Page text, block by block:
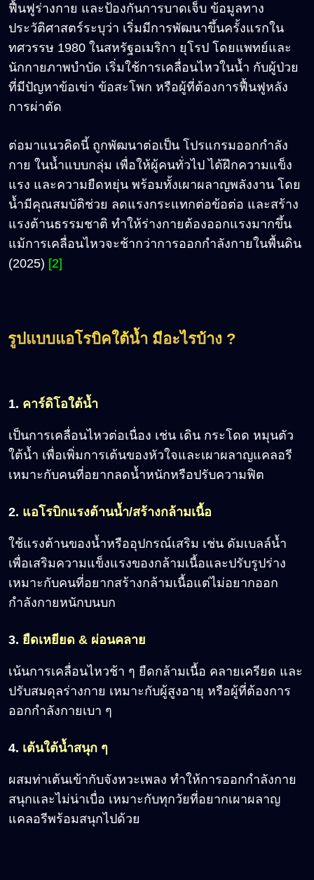
ฟื้นฟูร่างกาย และป้องกันการบาดเจ็บ ข้อมูลทาง
ประวัติศาสตร์ระบุว่า เริ่มมีการพัฒนาขึ้นครั้งแรกใน
ทศวรรษ 1980 ในสหรัฐอเมริกา ยุโรป โดยแพทย์และ
นักกายภาพบำบัด เริ่มใช้การเคลื่อนไหวในน้ำ กับผู้ป่วย
ที่มีปัญหาข้อเข่า ข้อสะโพก หรือผู้ที่ต้องการฟื้นฟูหลัง
การผ่าตัด
ต่อมาแนวคิดนี้ ถูกพัฒนาต่อเป็น โปรแกรมออกกำลัง
กาย ในน้ำแบบกลุ่ม เพื่อให้ผู้คนทั่วไป ได้ฝึกความแข็ง
แรง และความยืดหยุ่น พร้อมทั้งเผาผลาญพลังงาน โดย
น้ำมีคุณสมบัติช่วย ลดแรงกระแทกต่อข้อต่อ และสร้าง
แรงต้านธรรมชาติ ทำให้ร่างกายต้องออกแรงมากขึ้น
แม้การเคลื่อนไหวจะช้ากว่าการออกกำลังกายในพื้นดิน
(2025) [2]
รูปแบบแอโรบิคใต้น้ำ มีอะไรบ้าง ?
1. คาร์ดิโอใต้น้ำ
เป็นการเคลื่อนไหวต่อเนื่อง เช่น เดิน กระโดด หมุนตัว
ใต้น้ำ เพื่อเพิ่มการเต้นของหัวใจและเผาผลาญแคลอรี
เหมาะกับคนที่อยากลดน้ำหนักหรือปรับความฟิต
2. แอโรบิกแรงต้านน้ำ/สร้างกล้ามเนื้อ
ใช้แรงต้านของน้ำหรืออุปกรณ์เสริม เช่น ดัมเบลล์น้ำ
เพื่อเสริมความแข็งแรงของกล้ามเนื้อและปรับรูปร่าง
เหมาะกับคนที่อยากสร้างกล้ามเนื้อแต่ไม่อยากออก
กำลังกายหนักบนบก
3. ยืดเหยียด & ผ่อนคลาย
เน้นการเคลื่อนไหวช้า ๆ ยืดกล้ามเนื้อ คลายเครียด และ
ปรับสมดุลร่างกาย เหมาะกับผู้สูงอายุ หรือผู้ที่ต้องการ
ออกกำลังกายเบา ๆ
4. เต้นใต้น้ำสนุก ๆ
ผสมท่าเต้นเข้ากับจังหวะเพลง ทำให้การออกกำลังกาย
สนุกและไม่น่าเบื่อ เหมาะกับทุกวัยที่อยากเผาผลาญ
แคลอรีพร้อมสนุกไปด้วย